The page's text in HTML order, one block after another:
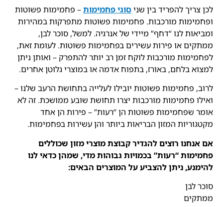
לכן צריך להפריד בין שניסוגי פחמימות– פחמימות פשוטות
ופחמימות מורכבות. פחמימות פשוטות מתפרקות במהירות
ומביאות לנו “דחף” מיידי של אנרגיה. למשל, סוכר לבן,
ממתקים או פירות עשירים בפחמימות פשוטות. לעומת זאת,
לפחמימות מורכבות לוקח זמן רב יותר להתפרק – ואותן ניתן
למצוא בלחם, באורז, בתפוח אדמה או במוצרי גלוטן אחרים.
לרוב, פחמימות פשוטות יובילו לעלייה בתחושת הרעב שלנו –
ואילו פחמימות מורכבות יצרו תחושת שובע ממושכת. זה לא
אומר שפחמימות פשוטות הן “רעות” – פירות הן אחד
מקטגוריות המזון הבריאות ביותר והן עשירות בפחמימות.
אם אנחנו רוצים להגדיר קבוצת מוצרי מזון שכוללים
פחמימות “רעות” בכמויות גבוהות מדי, שמהן כדאי לנו
להימנע, ניתן להצביע על המוצרים הבאים:
סוכר לבן
ממתקים